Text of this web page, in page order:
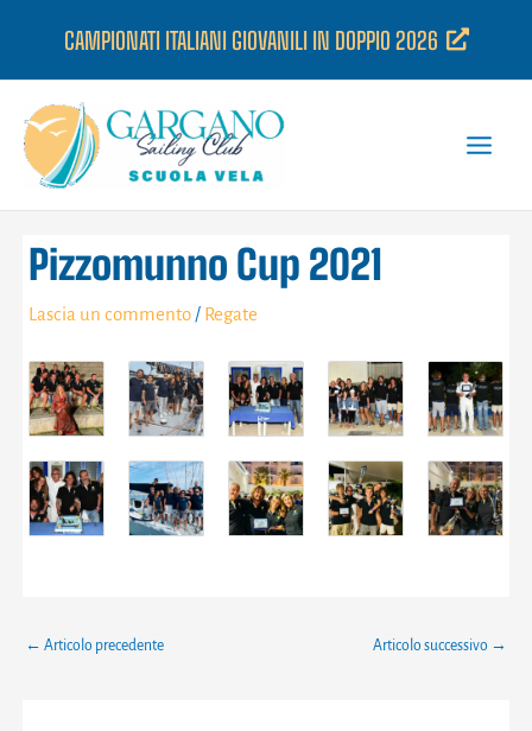
CAMPIONATI ITALIANI GIOVANILI IN DOPPIO 2026
Pizzomunno Cup 2021
Lascia un commento / Regate
← Articolo precedente Articolo successivo →